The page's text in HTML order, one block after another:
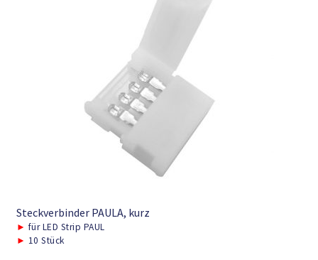
Steckverbinder PAULA, kurz
► für LED Strip PAUL
► 10 Stück